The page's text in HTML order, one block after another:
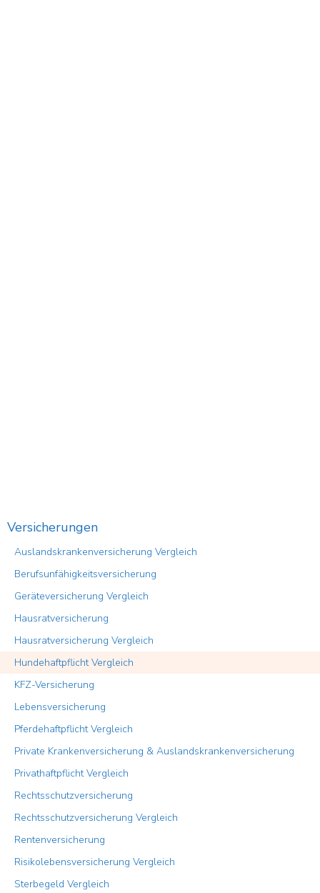
Versicherungen
Auslandskrankenversicherung Vergleich
Berufsunfähigkeitsversicherung
Geräteversicherung Vergleich
Hausratversicherung
Hausratversicherung Vergleich
Hundehaftpflicht Vergleich
KFZ-Versicherung
Lebensversicherung
Pferdehaftpflicht Vergleich
Private Krankenversicherung & Auslandskrankenversicherung
Privathaftpflicht Vergleich
Rechtsschutzversicherung
Rechtsschutzversicherung Vergleich
Rentenversicherung
Risikolebensversicherung Vergleich
Sterbegeld Vergleich